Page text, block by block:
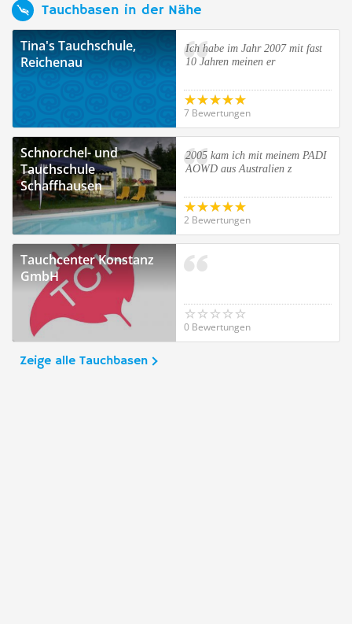
Tauchbasen in der Nähe
Tina's Tauchschule,
Reichenau
Ich habe im Jahr 2007 mit fast
10 Jahren meinen er
7 Bewertungen
Schnorchel- und
Tauchschule
Schaffhausen
2005 kam ich mit meinem PADI
AOWD aus Australien z
2 Bewertungen
Tauchcenter Konstanz
GmbH
0 Bewertungen
Zeige alle Tauchbasen